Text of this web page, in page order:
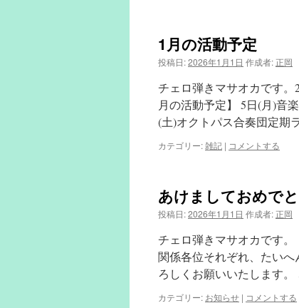
1月の活動予定
投稿日:2026年1月1日 作成者: 正岡
チェロ弾きマサオカです。
月の活動予定】 5日(月)音
(土)オクトパス合奏団定期
カテゴリー:雑記 | コメントする
あけましておめで
投稿日:2026年1月1日 作成者: 正岡
チェロ弾きマサオカです。
関係各位それぞれ、たい
ろしくお願いいたします
カテゴリー: お知らせ | コメントする